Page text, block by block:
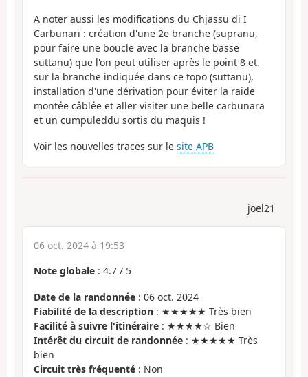
A noter aussi les modifications du Chjassu di I
Carbunari : création d'une 2e branche (supranu,
pour faire une boucle avec la branche basse
suttanu) que l'on peut utiliser après le point 8 et,
sur la branche indiquée dans ce topo (suttanu),
installation d'une dérivation pour éviter la raide
montée câblée et aller visiter une belle carbunara
et un cumpuleddu sortis du maquis !
Voir les nouvelles traces sur le site APB
joel21
06 oct. 2024 à 19:53
Note globale : 4.7 / 5
Date de la randonnée : 06 oct. 2024
Fiabilité de la description : ★★★★★ Très bien
Facilité à suivre l'itinéraire : ★★★★☆ Bien
Intérêt du circuit de randonnée : ★★★★★ Très
bien
Circuit très fréquenté : Non